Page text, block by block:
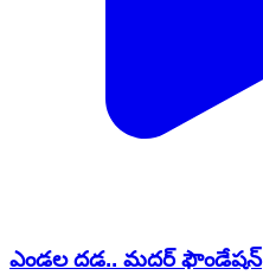
ఎండల దడ.. మదర్ ఫౌండేషన్